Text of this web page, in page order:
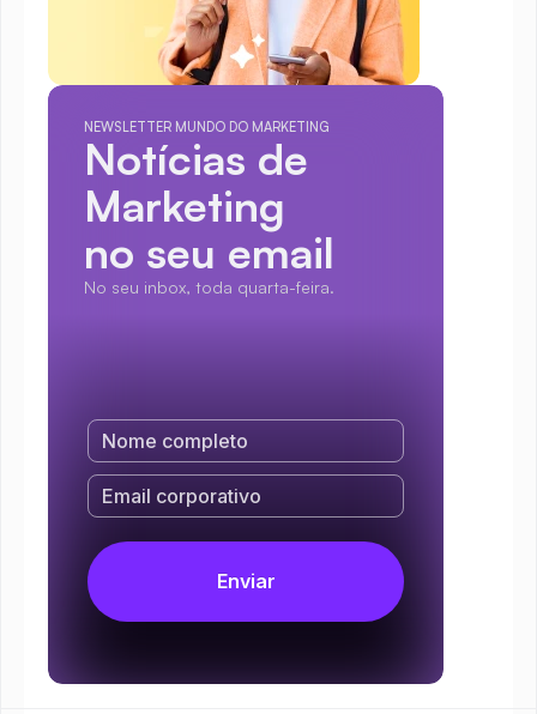
NEWSLETTER MUNDO DO MARKETING
Notícias de
Marketing
no seu email
No seu inbox, toda quarta-feira.